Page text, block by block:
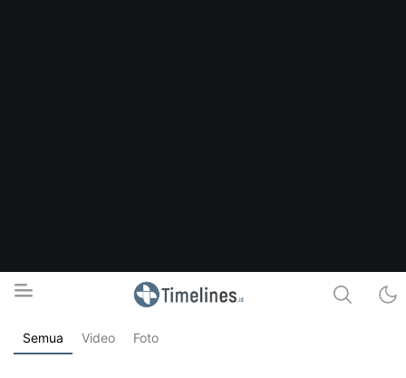
Timelines.id
Media Literasi, Sejarah & Budaya
Semua Video Foto